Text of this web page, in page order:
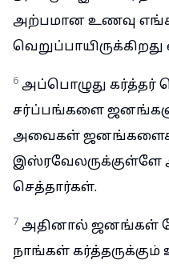
அற்பமான உணவு
6 அப்பொழுது கர்த்தர்
சர்ப்பங்களை
அவைகள் ஜனங்களைக்
செத்தார்கள்.
7 அதினால் ஜனங்கள்
நாங்கள்